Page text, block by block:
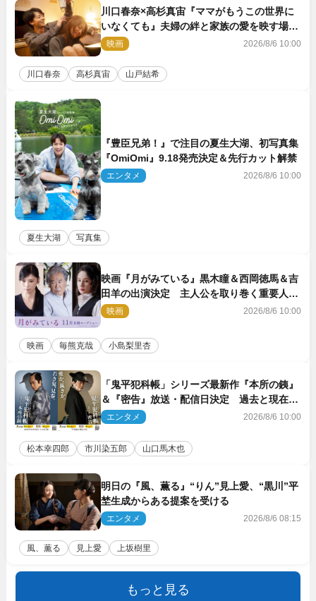
川口春奈×高杉真宙『ママがもうこの世界に
いなくても』夫婦の絆と家族の愛を映す場面
写真公開
映画 2026/8/6 10:00
川口春奈 高杉真宙 山戸結希
『豊臣兄弟！』で注目の夏生大湖、初写真集
『OmiOmi』9.18発売決定＆先行カット解禁
エンタメ 2026/8/6 10:00
夏生大湖 写真集
映画『月がみている』黒木瞳＆西岡徳馬＆吉
田羊の出演決定 主人公を取り巻く重要人物
を演じる
映画 2026/8/6 10:00
映画 毎熊克哉 小島梨里杏
「鬼平犯科帳」シリーズ最新作『本所の銕』
＆『密告』放送・配信日決定 過去と現在が
繋がるビジュアルも解禁
エンタメ 2026/8/6 10:00
松本幸四郎 市川染五郎 山口馬木也
明日の『風、薫る』“りん”見上愛、“黒川”平
埜生成からある提案を受ける
エンタメ 2026/8/6 08:15
風、薫る 見上愛 上坂樹里
もっと見る